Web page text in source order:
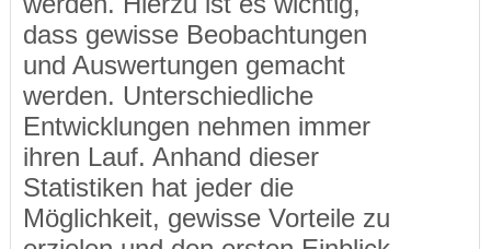
dass gewisse Beobachtungen
und Auswertungen gemacht
werden. Unterschiedliche
Entwicklungen nehmen immer
ihren Lauf. Anhand dieser
Statistiken hat jeder die
Möglichkeit, gewisse Vorteile zu